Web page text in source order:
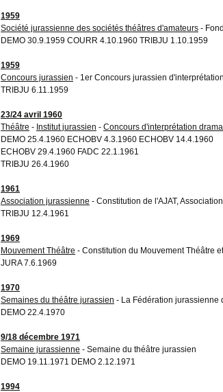
1959
Société jurassienne des sociétés théâtres d'amateurs -
DEMO 30.9.1959 COURR 4.10.1960 TRIBJU 1.10.1959
1959
Concours jurassien - 1er Concours jurassien
TRIBJU 6.11.1959
23/24 avril 1960
Théâtre - Institut jurassien - Concours d'interprétation
DEMO 25.4.1960 ECHOBV 4.3.1960 ECHOBV 14.4.1960
ECHOBV 29.4.1960 FADC 22.1.1961
TRIBJU 26.4.1960
1961
Association jurassienne - Constitution de l'AJAT,
TRIBJU 12.4.1961
1969
Mouvement Théâtre - Constitution du Mouvement Théâtre
JURA 7.6.1969
1970
Semaines du théâtre jurassien - La Fédération jurassienne
DEMO 22.4.1970
9/18 décembre 1971
Semaine jurassienne - Semaine du théâtre jurassien
DEMO 19.11.1971 DEMO 2.12.1971
1994